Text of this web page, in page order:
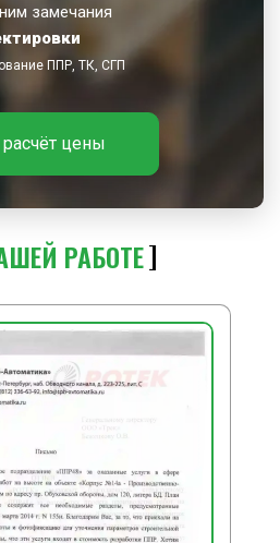
замечания
ППР, ТК, СГП
расчёт цены
РАБОТЕ